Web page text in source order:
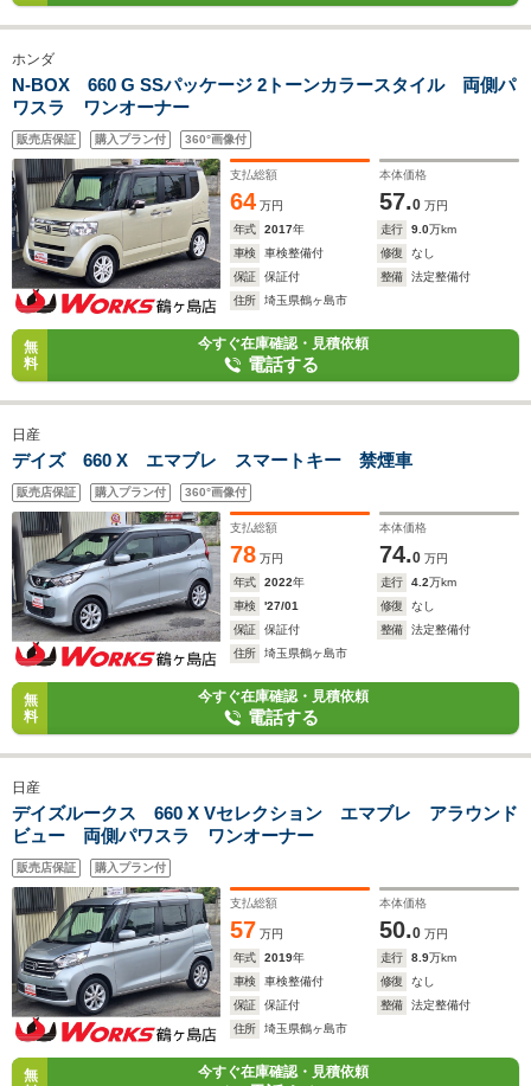
ホンダ
N-BOX 660 G SSパッケージ 2トーンカラースタイル 両側パ
ワスラ ワンオーナー
販売店保証 購入プラン付 360°画像付
支払総額
64 万円
本体価格
57.0 万円
年式
2017年 走行 9.0万km
車検
車検整備付 修復
なし
保証
保証付 整備
法定整備付
住所
埼玉県鶴ヶ島市
無
料
今すぐ在庫確認・見積依頼
電話する
日産
デイズ 660 X エマブレ スマートキー 禁煙車
販売店保証 購入プラン付 360°画像付
支払総額
78 万円
本体価格
74.0 万円
年式
2022年 走行 4.2万km
車検
'27/01 修復
なし
保証
保証付 整備
法定整備付
住所
埼玉県鶴ヶ島市
無
料
今すぐ在庫確認・見積依頼
電話する
日産
デイズルークス 660 X Vセレクション エマブレ アラウンド
ビュー 両側パワスラ ワンオーナー
販売店保証 購入プラン付
支払総額
57 万円
本体価格
50.0 万円
年式
2019年 走行 8.9万km
車検
車検整備付 修復
なし
保証
保証付 整備
法定整備付
住所
埼玉県鶴ヶ島市
無
今すぐ在庫確認・見積依頼